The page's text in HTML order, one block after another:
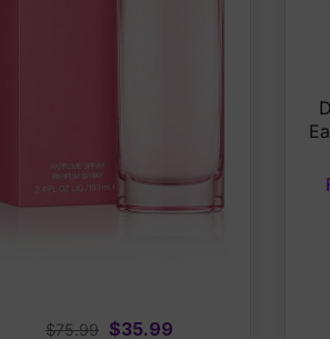
$75.99 Original
$35.99